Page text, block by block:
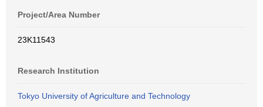
Project/Area Number
23K11543
Research Institution
Tokyo University of Agriculture and Technology